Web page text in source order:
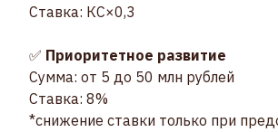
Ставка: КС×0,3
✅ Приоритетное развитие
Сумма: от 5 до 50 млн рублей
Ставка: 8%
*снижение ставки только при